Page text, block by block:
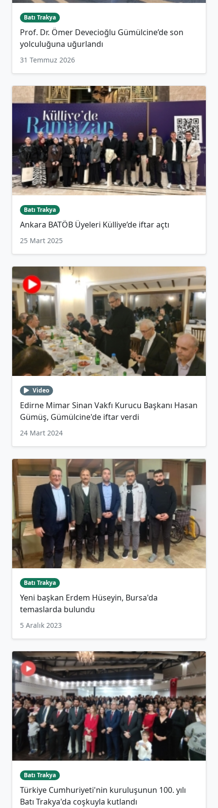
Batı Trakya
Prof. Dr. Ömer Devecioğlu Gümülcine’de son
yolculuğuna uğurlandı
31 Temmuz 2026
Batı Trakya
Ankara BATÖB Üyeleri Külliye’de iftar açtı
25 Mart 2025
Video
Edirne Mimar Sinan Vakfı Kurucu Başkanı Hasan
Gümüş, Gümülcine'de iftar verdi
24 Mart 2024
Batı Trakya
Yeni başkan Erdem Hüseyin, Bursa'da
temaslarda bulundu
5 Aralık 2023
Batı Trakya
Türkiye Cumhuriyeti'nin kuruluşunun 100. yılı
Batı Trakya'da coşkuyla kutlandı